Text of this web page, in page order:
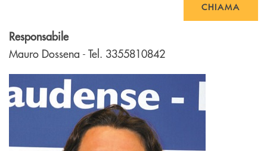
CHIAMA
Responsabile
Mauro Dossena - Tel. 3355810842